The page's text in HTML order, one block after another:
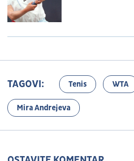
TAGOVI: Tenis WTA
Mira Andrejeva